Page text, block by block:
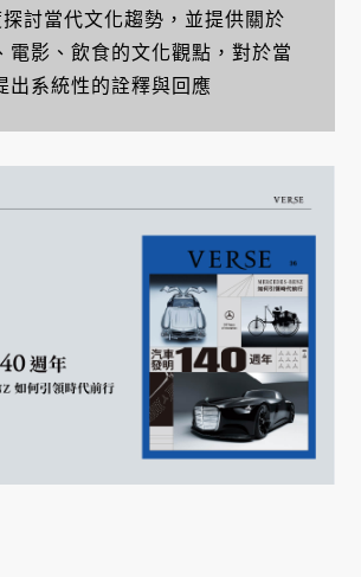
討當代文化趨勢，並提供關於
電影、飲食的文化觀點，對於當
出系統性的詮釋與回應